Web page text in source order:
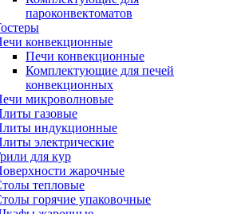
пароконвектоматов
конвекционные
Печи конвекционные
Комплектующие для печей
конвекционных
микроволновые
газовые
индукционные
электрические
для кур
жарочные
тепловые
горячие упаковочные